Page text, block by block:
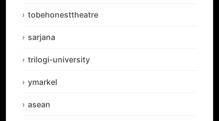
tobehonesttheatre
sarjana
trilogi-university
ymarkel
asean